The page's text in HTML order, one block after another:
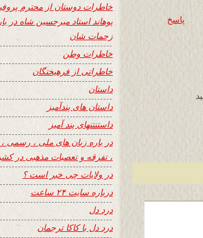
پاسخ
خاطرات دوستان از محترم
پوهاند استاد میرحسین شاه در
زحمات شان
خاطرات وطن
خاطراتی از فرهیختگان
داستان
داستان های پندآمیز
داستنتنهای پند آمیز
در باره زبان های ملی ، رسمی
، تفرقه و تعصبات مذهبی در
در ولایات چی خبر است ؟
درباره سایت ۲۴ ساعت
درد دل
درد دل با کاکا ترجمان